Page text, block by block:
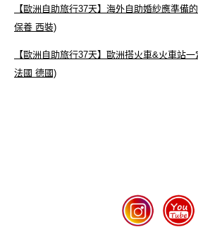
【歐洲自助旅行37天】海外自助婚紗應準備
保養 西裝)
【歐洲自助旅行37天】歐洲搭火車&火車站
法國 德國)